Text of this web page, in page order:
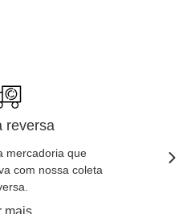
reversa
mercadoria que
com nossa coleta
mais